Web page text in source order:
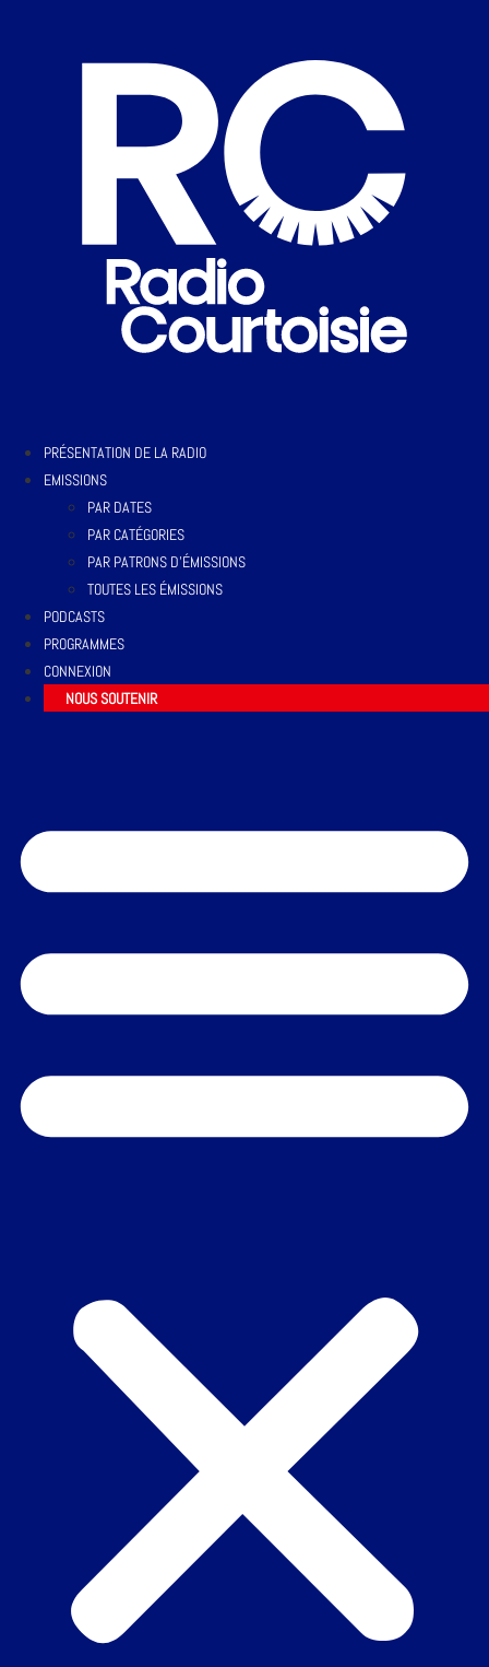
PRÉSENTATION DE LA RADIO
EMISSIONS
PAR DATES
PAR CATÉGORIES
PAR PATRONS D’ÉMISSIONS
TOUTES LES ÉMISSIONS
PODCASTS
PROGRAMMES
CONNEXION
NOUS SOUTENIR